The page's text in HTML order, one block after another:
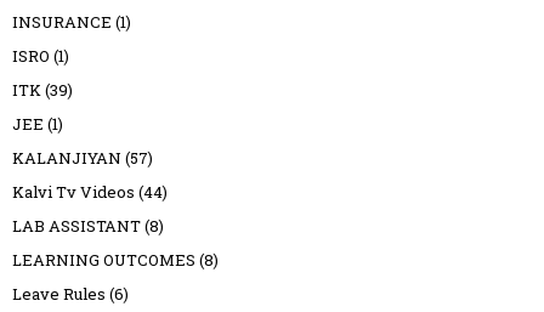
INSURANCE (1)
ISRO (1)
ITK(39)
JEE (1)
KALANJIYAN (57)
Kalvi Tv Videos (44)
LAB ASSISTANT(8)
LEARNING OUTCOMES (8)
Leave Rules (6)